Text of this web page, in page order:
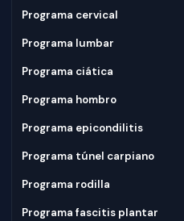
Programa cervical
Programa lumbar
Programa ciática
Programa hombro
Programa epicondilitis
Programa túnel carpiano
Programa rodilla
Programa fascitis plantar